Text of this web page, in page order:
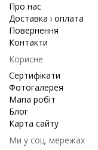
Про нас
Доставка і оплата
Повернення
Контакти
Корисне
Сертифікати
Фотогалерея
Мапа робіт
Блог
Карта сайту
Ми у соц. мережах